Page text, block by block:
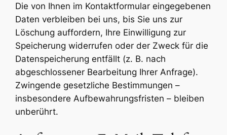
Die von Ihnen im Kontaktformular eingegebenen
Daten verbleiben bei uns, bis Sie uns zur
Löschung auffordern, Ihre Einwilligung zur
Speicherung widerrufen oder der Zweck für die
Datenspeicherung entfällt (z. B. nach
abgeschlossener Bearbeitung Ihrer Anfrage).
Zwingende gesetzliche Bestimmungen –
insbesondere Aufbewahrungsfristen – bleiben
unberührt.